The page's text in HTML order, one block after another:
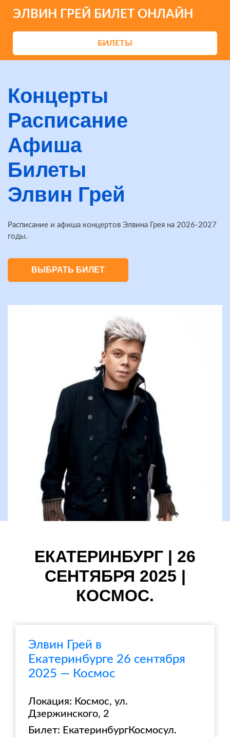
ЭЛВИН ГРЕЙ БИЛЕТ ОНЛАЙН
БИЛЕТЫ
Концерты
Расписание
Афиша
Билеты
Элвин Грей
Расписание и афиша концертов Элвина Грея на 2026-2027
годы.
ВЫБРАТЬ БИЛЕТ
ЕКАТЕРИНБУРГ | 26
СЕНТЯБРЯ 2025 |
КОСМОС.
Элвин Грей в
Екатеринбурге 26 сентября
2025 — Космос
Локация: Космос, ул.
Дзержинского, 2
Билет: ЕкатеринбургКосмосул.